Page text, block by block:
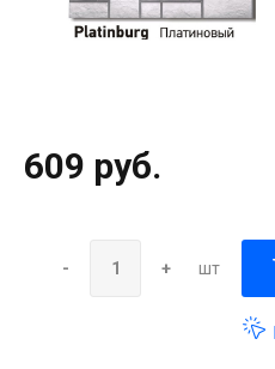
609 руб.
- + шт